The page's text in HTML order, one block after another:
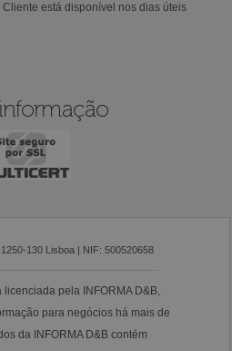
está disponível nos dias úteis
130 Lisboa | NIF: 500520658
licenciada pela INFORMA D&B,
para negócios há mais de
da INFORMA D&B contém